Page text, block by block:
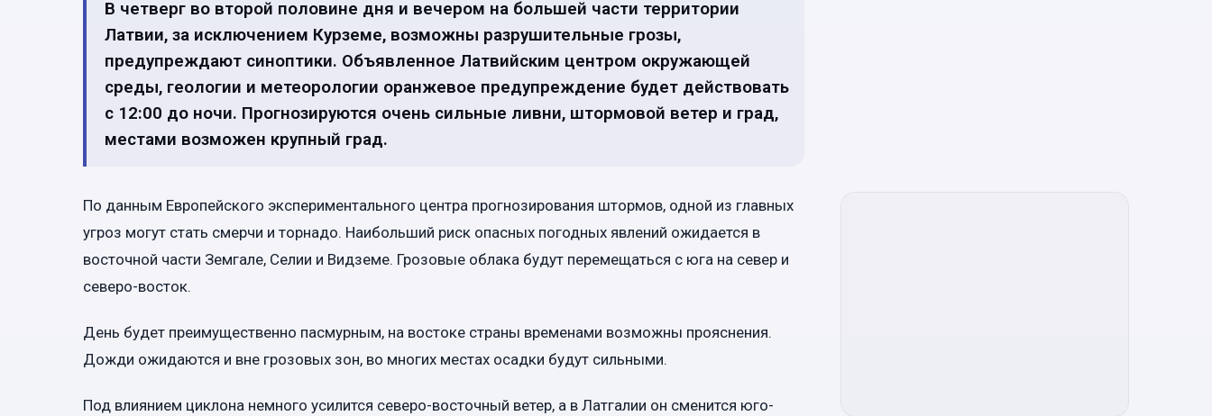
В четверг во второй половине дня и вечером на большей части территории
Латвии, за исключением Курземе, возможны разрушительные грозы,
предупреждают синоптики. Объявленное Латвийским центром окружающей
среды, геологии и метеорологии оранжевое предупреждение будет действовать
с 12:00 до ночи. Прогнозируются очень сильные ливни, штормовой ветер и град,
местами возможен крупный град.
По данным Европейского экспериментального центра прогнозирования штормов, одной из главных
угроз могут стать смерчи и торнадо. Наибольший риск опасных погодных явлений ожидается в
восточной части Земгале, Селии и Видземе. Грозовые облака будут перемещаться с юга на север и
северо-восток.
День будет преимущественно пасмурным, на востоке страны временами возможны прояснения.
Дожди ожидаются и вне грозовых зон, во многих местах осадки будут сильными.
Под влиянием циклона немного усилится северо-восточный ветер, а в Латгалии он сменится юго-